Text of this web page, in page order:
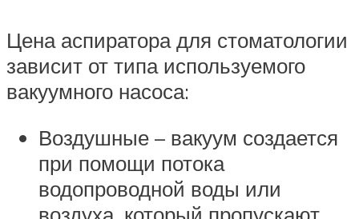
Цена аспиратора для стоматологии
зависит от типа используемого
вакуумного насоса:
Воздушные – вакуум создается
при помощи потока
водопроводной воды или
воздуха, который пропускают